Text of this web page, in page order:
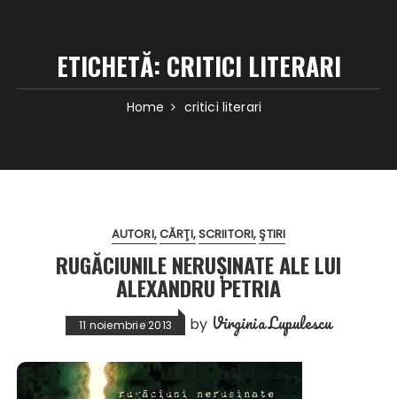
ETICHETĂ: CRITICI LITERARI
Home critici literari
AUTORI CĂRŢI SCRIITORI ŞTIRI
RUGĂCIUNILE NERUȘINATE ALE LUI
ALEXANDRU PETRIA
11 noiembrie 2013 by Virginia Lupulescu